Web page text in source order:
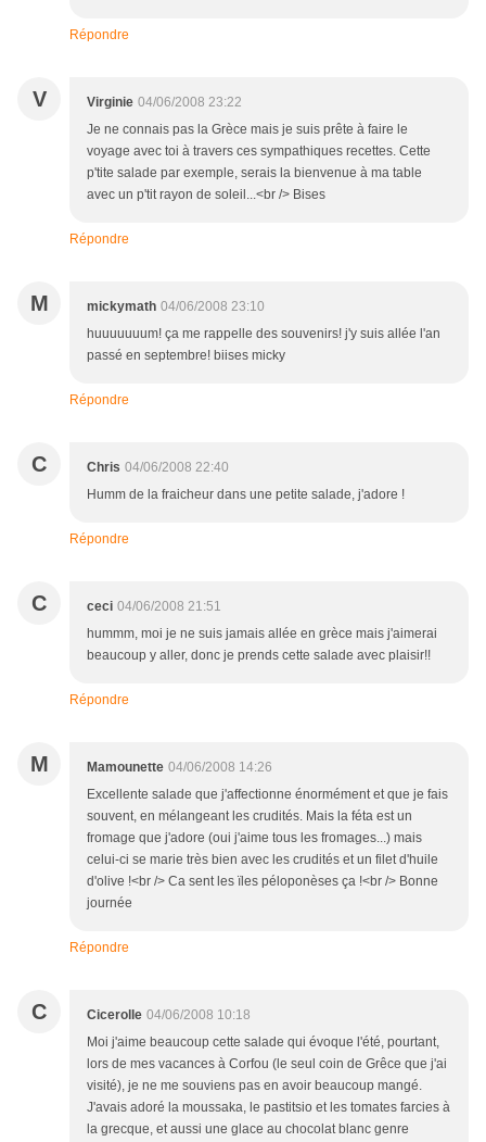
Répondre
V Virginie 04/06/2008 23:22
Je ne connais pas la Grèce mais je suis prête à faire le
voyage avec toi à travers ces sympathiques recettes. Cette
p'tite salade par exemple, serais la bienvenue à ma table
avec un p'tit rayon de soleil...<br /> Bises
Répondre
M mickymath 04/06/2008 23:10
huuuuuuum! ça me rappelle des souvenirs! j'y suis allée l'an
passé en septembre! biises micky
Répondre
C Chris 04/06/2008 22:40
Humm de la fraicheur dans une petite salade, j'adore !
Répondre
C ceci 04/06/2008 21:51
hummm, moi je ne suis jamais allée en grèce mais j'aimerai
beaucoup y aller, donc je prends cette salade avec plaisir!!
Répondre
M Mamounette 04/06/2008 14:26
Excellente salade que j'affectionne énormément et que je fais
souvent, en mélangeant les crudités. Mais la féta est un
fromage que j'adore (oui j'aime tous les fromages...) mais
celui-ci se marie très bien avec les crudités et un filet d'huile
d'olive !<br /> Ca sent les ïles péloponèses ça !<br /> Bonne
journée
Répondre
C Cicerolle 04/06/2008 10:18
Moi j'aime beaucoup cette salade qui évoque l'été, pourtant,
lors de mes vacances à Corfou (le seul coin de Grêce que j'ai
visité), je ne me souviens pas en avoir beaucoup mangé.
J'avais adoré la moussaka, le pastitsio et les tomates farcies à
la grecque, et aussi une glace au chocolat blanc genre